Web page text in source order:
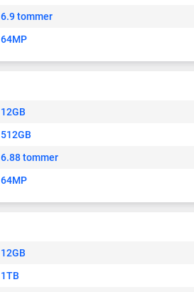
6.9 tommer
64MP
12GB
512GB
6.88 tommer
64MP
12GB
1TB